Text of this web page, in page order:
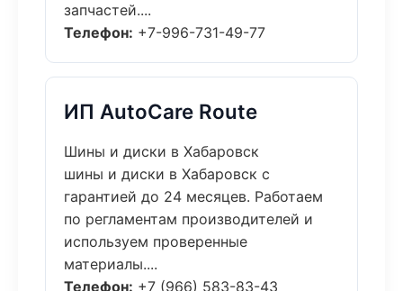
запчастей....
Телефон: +7-996-731-49-77
ИП AutoCare Route
Шины и диски в Хабаровск
шины и диски в Хабаровск с
гарантией до 24 месяцев. Работаем
по регламентам производителей и
используем проверенные
материалы....
Телефон: +7 (966) 583-83-43